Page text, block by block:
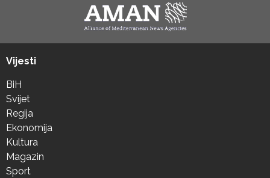
Vijesti
BiH
Svijet
Regija
Ekonomija
Kultura
Magazin
Sport